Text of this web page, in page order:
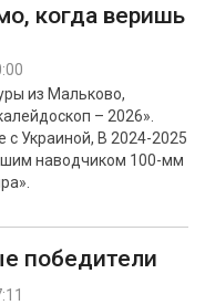
когда веришь
из Мальково,
– 2026».
с Украиной, В 2024-2025
наводчиком 100-мм
победители